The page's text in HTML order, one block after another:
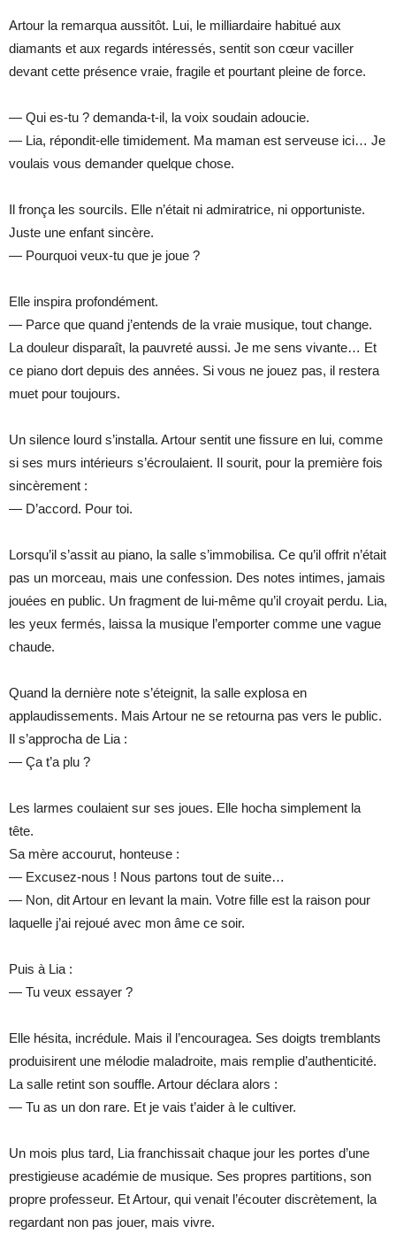
Artour la remarqua aussitôt. Lui, le milliardaire habitué aux
diamants et aux regards intéressés, sentit son cœur vaciller
devant cette présence vraie, fragile et pourtant pleine de force.
— Qui es-tu ? demanda-t-il, la voix soudain adoucie.
— Lia, répondit-elle timidement. Ma maman est serveuse ici… Je
voulais vous demander quelque chose.
Il fronça les sourcils. Elle n’était ni admiratrice, ni opportuniste.
Juste une enfant sincère.
— Pourquoi veux-tu que je joue ?
Elle inspira profondément.
— Parce que quand j’entends de la vraie musique, tout change.
La douleur disparaît, la pauvreté aussi. Je me sens vivante… Et
ce piano dort depuis des années. Si vous ne jouez pas, il restera
muet pour toujours.
Un silence lourd s’installa. Artour sentit une fissure en lui, comme
si ses murs intérieurs s’écroulaient. Il sourit, pour la première fois
sincèrement :
— D’accord. Pour toi.
Lorsqu’il s’assit au piano, la salle s’immobilisa. Ce qu’il offrit n’était
pas un morceau, mais une confession. Des notes intimes, jamais
jouées en public. Un fragment de lui-même qu’il croyait perdu. Lia,
les yeux fermés, laissa la musique l’emporter comme une vague
chaude.
Quand la dernière note s’éteignit, la salle explosa en
applaudissements. Mais Artour ne se retourna pas vers le public.
Il s’approcha de Lia :
— Ça t’a plu ?
Les larmes coulaient sur ses joues. Elle hocha simplement la
tête.
Sa mère accourut, honteuse :
— Excusez-nous ! Nous partons tout de suite…
— Non, dit Artour en levant la main. Votre fille est la raison pour
laquelle j’ai rejoué avec mon âme ce soir.
Puis à Lia :
— Tu veux essayer ?
Elle hésita, incrédule. Mais il l’encouragea. Ses doigts tremblants
produisirent une mélodie maladroite, mais remplie d’authenticité.
La salle retint son souffle. Artour déclara alors :
— Tu as un don rare. Et je vais t’aider à le cultiver.
Un mois plus tard, Lia franchissait chaque jour les portes d’une
prestigieuse académie de musique. Ses propres partitions, son
propre professeur. Et Artour, qui venait l’écouter discrètement, la
regardant non pas jouer, mais vivre.